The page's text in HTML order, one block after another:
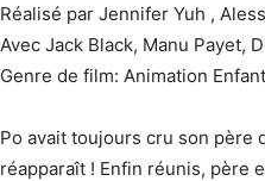
Réalisé par Jennifer Yuh ,
Avec Jack Black, Manu Payet,
Genre de film: Animation
Po avait toujours cru son père
réapparaît ! Enfin réunis, père